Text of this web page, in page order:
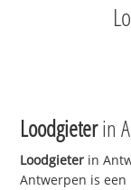
Loodgieterin
Loodgieter in
Antwerpen is